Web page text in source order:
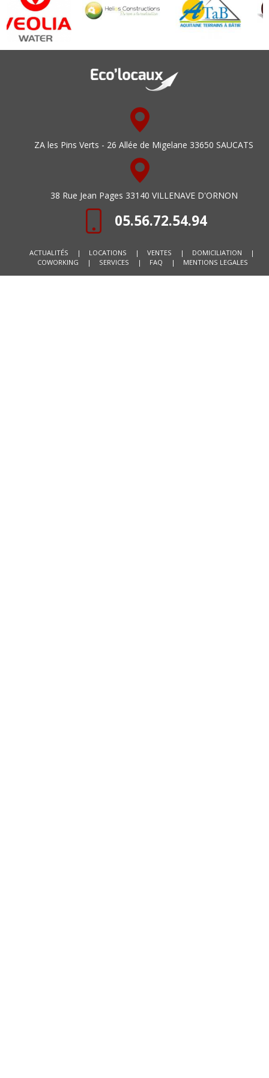
ZA les Pins Verts - 26 Allée de Migelane 33650 SAUCATS
38 Rue Jean Pages 33140 VILLENAVE D'ORNON
05.56.72.54.94
ACTUALITÉS | LOCATIONS | VENTES | DOMICILIATION
|
COWORKING
| SERVICES | FAQ | MENTIONS LEGALES